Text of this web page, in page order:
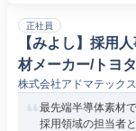
正社員
【みよし】採用
材メーカー/トヨ
株式会社アドマテックス
最先端半導体素材
採用領域の担当者